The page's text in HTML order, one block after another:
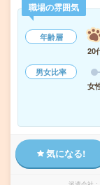
職場の雰囲気
年齢層
20
男女比率
女
気になる!